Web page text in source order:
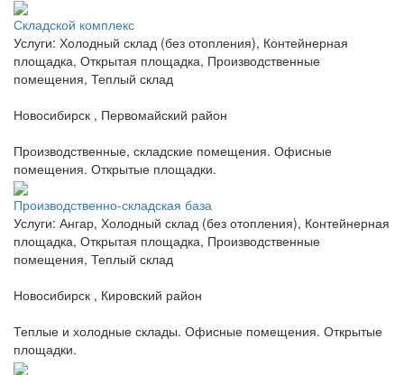
Складской комплекс
Услуги: Холодный склад (без отопления), Контейнерная
площадка, Открытая площадка, Производственные
помещения, Теплый склад
Новосибирск , Первомайский район
Производственные, складские помещения. Офисные
помещения. Открытые площадки.
Производственно-складская база
Услуги: Ангар, Холодный склад (без отопления), Контейнерная
площадка, Открытая площадка, Производственные
помещения, Теплый склад
Новосибирск , Кировский район
Теплые и холодные склады. Офисные помещения. Открытые
площадки.